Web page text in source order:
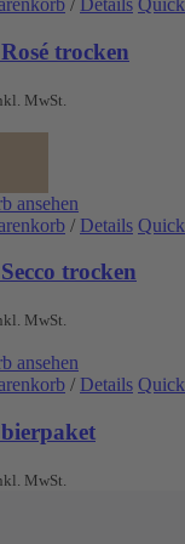
/ Details
trocken
MwSt.
ansehen
/ Details
trocken
MwSt.
ansehen
/ Details
MwSt.